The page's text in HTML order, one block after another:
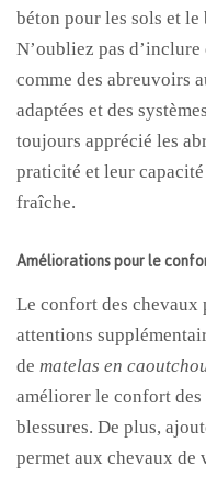
béton pour les sols et
N’oubliez pas
comme des abreuvoirs
adaptées et des
toujours apprécié les
praticité et leur
fraîche.
Améliorations pour le
Le confort des chevaux
attentions
de matelas en
améliorer le confort
blessures. De plus,
permet aux chevaux